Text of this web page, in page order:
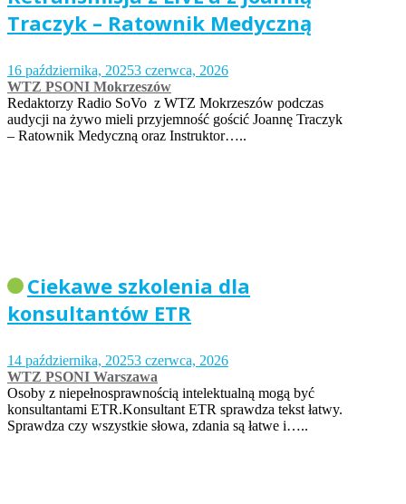
Traczyk – Ratownik Medyczną
16 października, 20253 czerwca, 2026
WTZ PSONI Mokrzeszów
Redaktorzy Radio SoVo z WTZ Mokrzeszów podczas
audycji na żywo mieli przyjemność gościć Joannę Traczyk
– Ratownik Medyczną oraz Instruktor…..
Ciekawe szkolenia dla
konsultantów ETR
14 października, 20253 czerwca, 2026
WTZ PSONI Warszawa
Osoby z niepełnosprawnością intelektualną mogą być
konsultantami ETR.Konsultant ETR sprawdza tekst łatwy.
Sprawdza czy wszystkie słowa, zdania są łatwe i…..